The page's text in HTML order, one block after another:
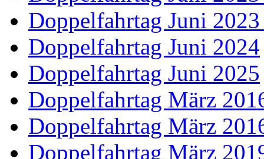
Doppelfahrtag Juni
Doppelfahrtag Juni 2024
Doppelfahrtag Juni 2025
Doppelfahrtag März
Doppelfahrtag März
Doppelfahrtag März